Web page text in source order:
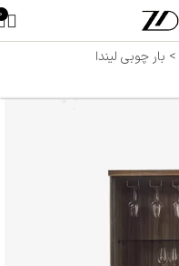
0
> بار چوبی لیندا